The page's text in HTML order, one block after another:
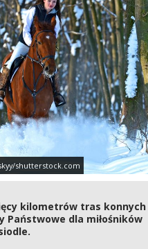
shutterstock.com
kilometrów tras konnych
Państwowe dla miłośników